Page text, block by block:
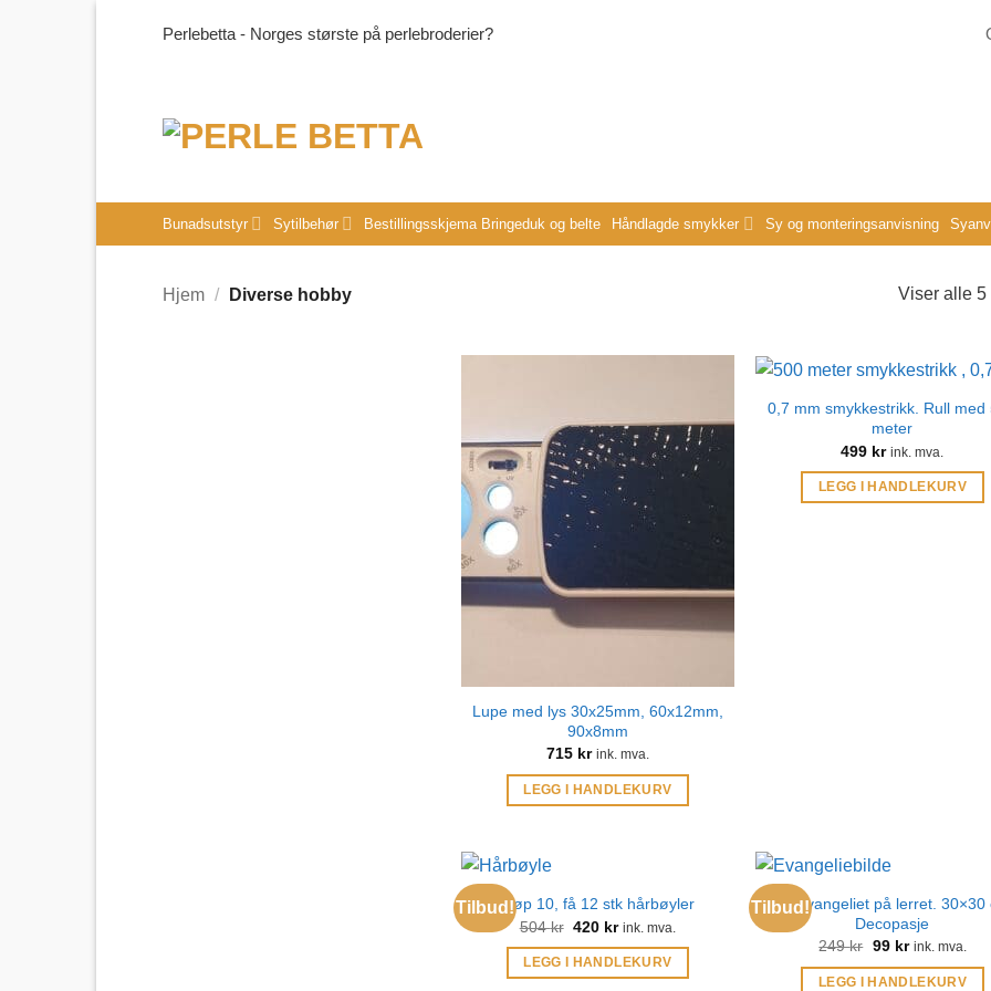
Perlebetta - Norges største på perlebroderier?
Bunadsutstyr Sytilbehør Bestillingsskjema Bringeduk og belte Håndlagde smykker Sy og monteringsanvisning
Hjem / Diverse hobby Viser alle 5
Lupe med lys 30x25mm, 60x12mm,
90x8mm
715 kr ink. mva.
LEGG I HANDLEKURV
0,7 mm smykkestrikk. Rull med
meter
499 kr ink. mva.
LEGG I HANDLEKURV
Tilbud!Kjøp 10, få 12 stk hårbøyler
504kr Opprinnelig
var:
504 kr.
420 krNåværende
er:
420 kr.
ink. mva.
LEGG I HANDLEKURV
Tilbud!
Juleevangeliet på lerret. 30×30
Decopasje
249kr Opprinnelig
var:
99 krNåværende
er:
ink. mva.
LEGG I HANDLEKURV